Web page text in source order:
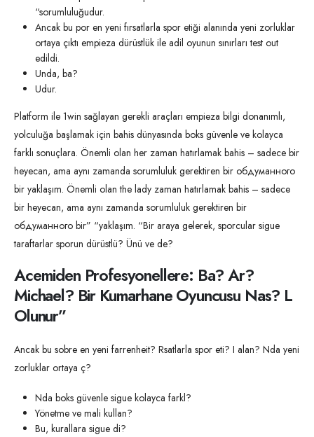
“sorumluluğudur.
Ancak bu por en yeni fırsatlarla spor etiği alanında yeni zorluklar
ortaya çıktı empieza dürüstlük ile adil oyunun sınırları test out
edildi.
Unda, ba?
Udur.
Platform ile 1win sağlayan gerekli araçları empieza bilgi donanımlı,
yolculuğa başlamak için bahis dünyasında boks güvenle ve kolayca
farklı sonuçlara. Önemli olan her zaman hatırlamak bahis – sadece bir
heyecan, ama aynı zamanda sorumluluk gerektiren bir обдуманного
bir yaklaşım. Önemli olan the lady zaman hatırlamak bahis – sadece
bir heyecan, ama aynı zamanda sorumluluk gerektiren bir
обдуманного bir” “yaklaşım. “Bir araya gelerek, sporcular sigue
taraftarlar sporun dürüstlü? Ünü ve de?
Acemiden Profesyonellere: Ba? Ar?
Michael? Bir Kumarhane Oyuncusu Nas? L
Olunur”
Ancak bu sobre en yeni farrenheit? Rsatlarla spor eti? I alan? Nda yeni
zorluklar ortaya ç?
Nda boks güvenle sigue kolayca farkl?
Yönetme ve mali kullan?
Bu, kurallara sigue di?